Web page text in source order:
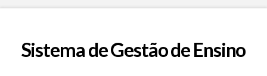
Sistema de Gestão de Ensino